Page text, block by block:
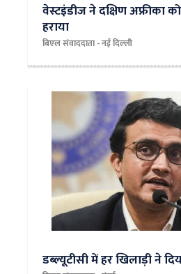
वेस्टइंडीज ने दक्षिण अफ्रीका
हराया
बिएल संवाददाता - नई दिल्‍ली
डब्ल्यूटीसी में हर खिलाड़ी ने